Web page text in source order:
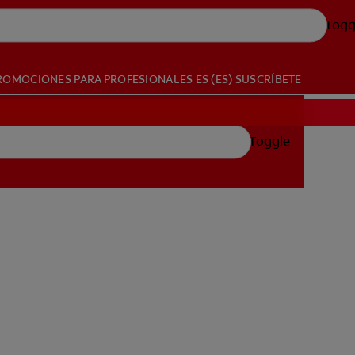
PARA PROFESIONALES ES (ES) SUSCRÍBETE
Toggle